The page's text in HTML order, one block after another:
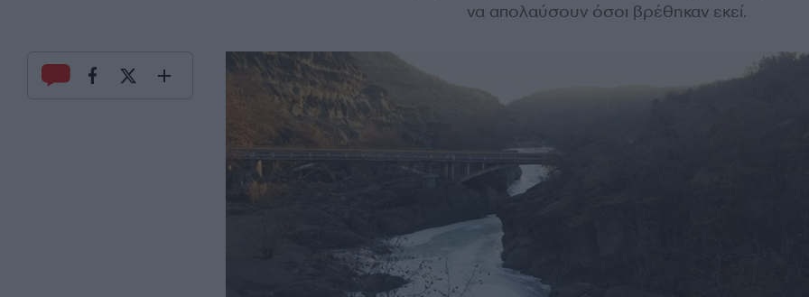
να απολαύσουν όσοι βρέθηκαν εκεί.